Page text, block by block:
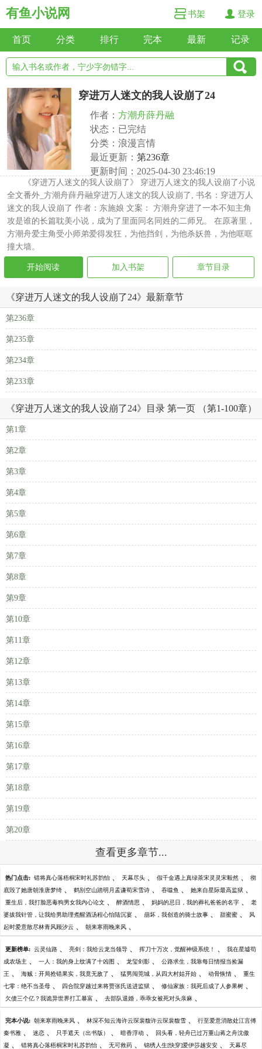
有鱼小说网 书架 登录
首页 分类 排行 完本 最新 记录
穿进万人迷文的我人设崩了24
作者： 方潮舟薛丹融
状态：已完结
分类：浪漫言情
最近更新： 第236章
更新时间：2025-04-30 23:46:19
《穿进万人迷文的我人设崩了》 穿进万人迷文的我人设崩了小说
全文番外_方潮舟薛丹融穿进万人迷文的我人设崩了, 书名：穿进万人
迷文的我人设崩了 作者：东施娘 文案： 方潮舟穿进了一本不知主角
攻是谁的长篇耽美小说，成为了里面同名同姓的二师兄。 在原著里，
方潮舟爱主角受小师弟爱得发狂，为他挡剑，为他杀妖兽，为他哐哐
撞大墙。
开始阅读 加入书架 章节目录
《穿进万人迷文的我人设崩了24》最新章节
第236章
第235章
第234章
第233章
《穿进万人迷文的我人设崩了24》目录 第一页 （第1-100章）
第1章
第2章
第3章
第4章
第5章
第6章
第7章
第8章
第9章
第10章
第11章
第12章
第13章
第14章
第15章
第16章
第17章
第18章
第19章
第20章
查看更多章节...
热门点击: 错将真心落梧桐宋时礼苏韵怡 、 天幕尽头 、 假千金遇上真绿茶宋灵灵宋毅然 、 彻
底毁了她唐朝淮唐梦绮 、 鹤别空山踏明月孟谦荀宋雪诗 、 吞噬鱼 、 她来自星际最高监狱 、
重生后，我打脸恶毒狗男女我内心论文 、 醉酒情思 、 妈妈的忌日，我的葬礼爸爸的名字 、 老
婆拔我针管，让我给男助理煮醒酒汤程心怡陆沉宴 、 崩坏，我创造的骑士故事 、 甜蜜蜜 、 风
起时爱意散尽林青风顾汐云 、 朝来寒雨晚来风 、
更新榜单: 云灵仙路 、 亮剑：我给云龙当领导 、 挥刀十万次，觉醒神级系统！ 、 我在星墟苟
成农场主 、 一人：我的身上纹满了十凶图 、 龙玺剑影 、 公路求生，我靠每日情报当捡漏
王 、 海贼：开局抢错果实，我竟无敌了 、 猛男闯莞城，从四大村姑开始 、 动骨恢情 、 重生
七零：绝不当圣母 、 四合院穿越过来将贾张氏送进监狱 、 修仙家族：我死后成了人参果树 、
欠债三个亿？我诡异世界打工暴富 、 去部队退婚，乖乖女被死对头亲麻 、
完本小说: 朝来寒雨晚来风 、 林深不知云海许云琛裴馥许云琛裴馥雪 、 行至爱意消散处江言傅
秦书雅 、 迷恋 、 只手遮天（出书版） 、 暗香浮动 、 回头看，轻舟已过万重山蒋之舟沈傲
凝 、 错将真心落梧桐宋时礼苏韵怡 、 无可救药 、 锦绣人生[快穿]爱伊莎越安安 、 天幕尽